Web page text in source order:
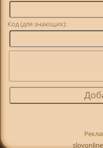
Код (для знающих):